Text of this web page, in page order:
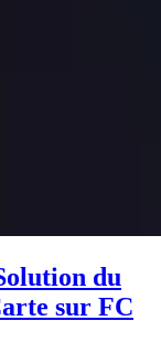
du
sur FC